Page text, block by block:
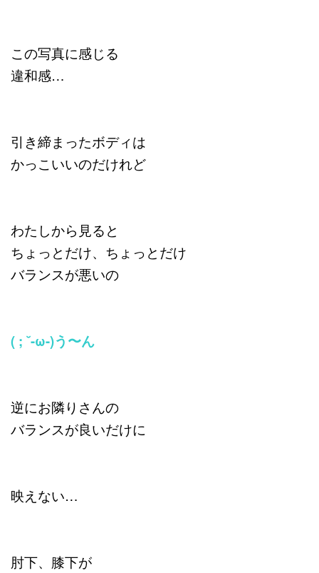
この写真に感じる
違和感…
引き締まったボディは
かっこいいのだけれど
わたしから見ると
ちょっとだけ、ちょっとだけ
バランスが悪いの
( ; ˘-ω-)う〜ん
逆にお隣りさんの
バランスが良いだけに
映えない…
肘下、膝下が